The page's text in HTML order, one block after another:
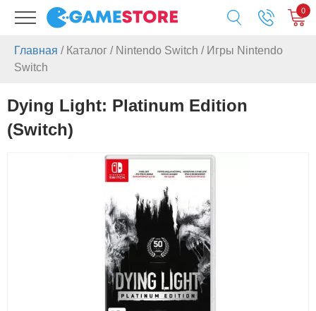
0
Главная / Каталог / Nintendo Switch / Игры Nintendo
Switch
Dying Light: Platinum Edition
(Switch)